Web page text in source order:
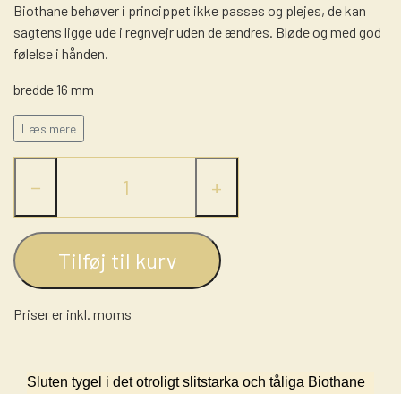
LASSO - RANCH ROPE
NUMBERHOLDERS - NUMMERHOLDER
STRÅHATTE
STIGBØJLER / STIRRUPS
Biothane behøver i princippet ikke passes og plejes, de kan
sagtens ligge ude i regnvejr uden de ændres. Bløde og med god
følelse i hånden.
bredde 16 mm
længde max 240cm
Læs mere
− +
Tilføj til kurv
Priser er inkl. moms
Sluten tygel i det otroligt slitstarka och tåliga Biothane